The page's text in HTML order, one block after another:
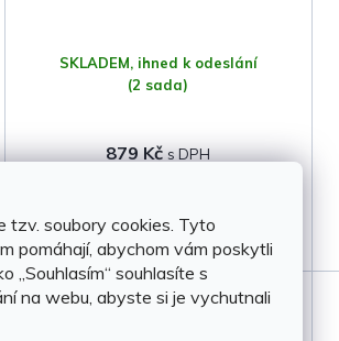
tzv. soubory cookies. Tyto
pomáhají, abychom vám poskytli
,,Souhlasím“ souhlasíte s
na webu, abyste si je vychutnali
SKLADEM, ihned k odeslání
(2 sada)
879 Kč